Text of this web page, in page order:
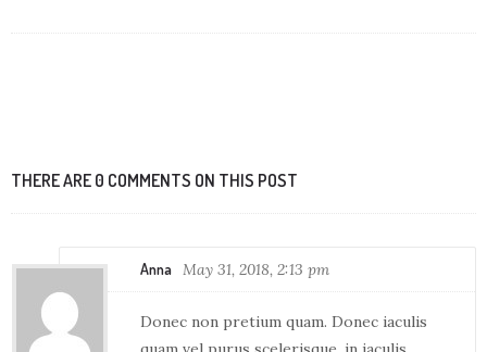
THERE ARE 0 COMMENTS ON THIS POST
Anna May 31, 2018, 2:13 pm
Donec non pretium quam. Donec iaculis